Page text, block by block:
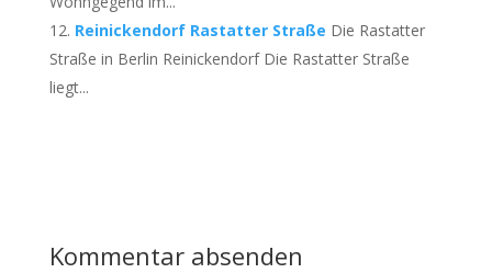
Reinickendorf Rastatter Straße Die Rastatter
Straße in Berlin Reinickendorf Die Rastatter Straße
liegt...
Kommentar absenden